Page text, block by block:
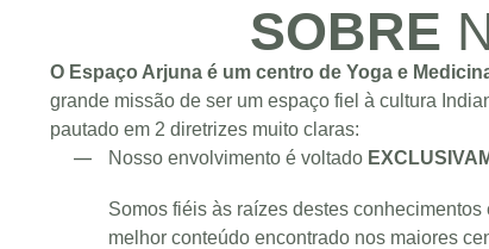
SOBRE
O Espaço Arjuna é um centro de Yoga e
grande missão de ser um espaço fiel à cultura
pautado em 2 diretrizes muito claras:
Nosso envolvimento é voltado
Somos fiéis às raízes destes
melhor conteúdo encontrado nos maiores